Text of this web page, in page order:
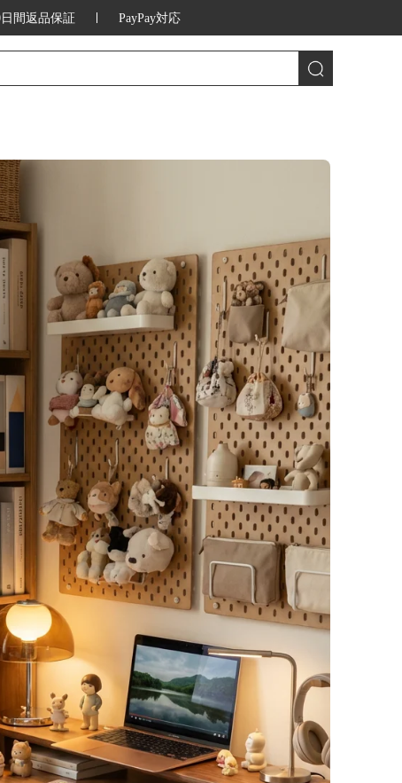
間返品保証 PayPay対応